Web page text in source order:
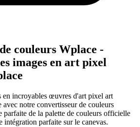
couleurs Wplace -
images en art pixel
en incroyables œuvres d'art pixel art
notre convertisseur de couleurs
parfaite de la palette de couleurs officielle
intégration parfaite sur le canevas.